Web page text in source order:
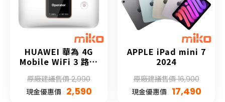
HUAWEI 華為 4G
Mobile WiFi 3 路由
原廠建議售價 2,990
現金優惠價 2,590
APPLE iPad mini 7
2024
原廠建議售價 16,900
現金優惠價 17,490